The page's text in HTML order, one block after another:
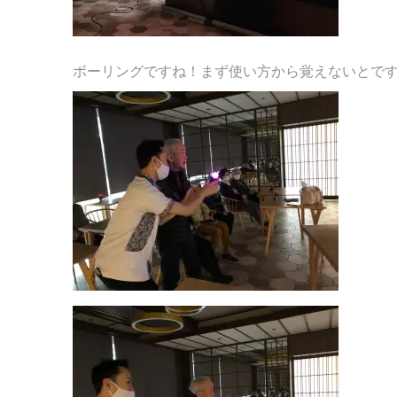
ボーリングですね！まず使い方から覚えないとで